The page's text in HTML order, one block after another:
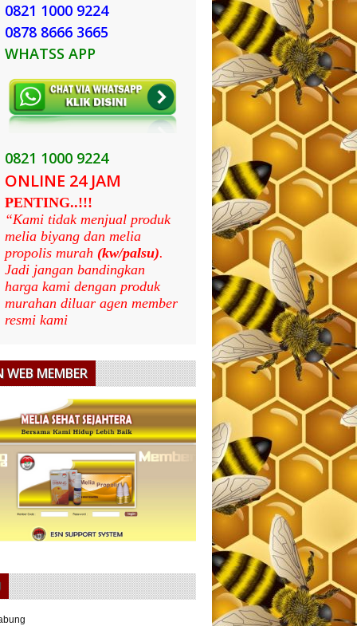
0821 1000 9224
0878 8666 3665
WHATSS APP
0821 1000 9224
ONLINE 24 JAM
PENTING..!!!
“Kami tidak menjual produk
melia biyang dan melia
propolis murah (kw/palsu).
Jadi jangan bandingkan
harga kami dengan produk
murahan diluar agen member
resmi kami
WEB MEMBER